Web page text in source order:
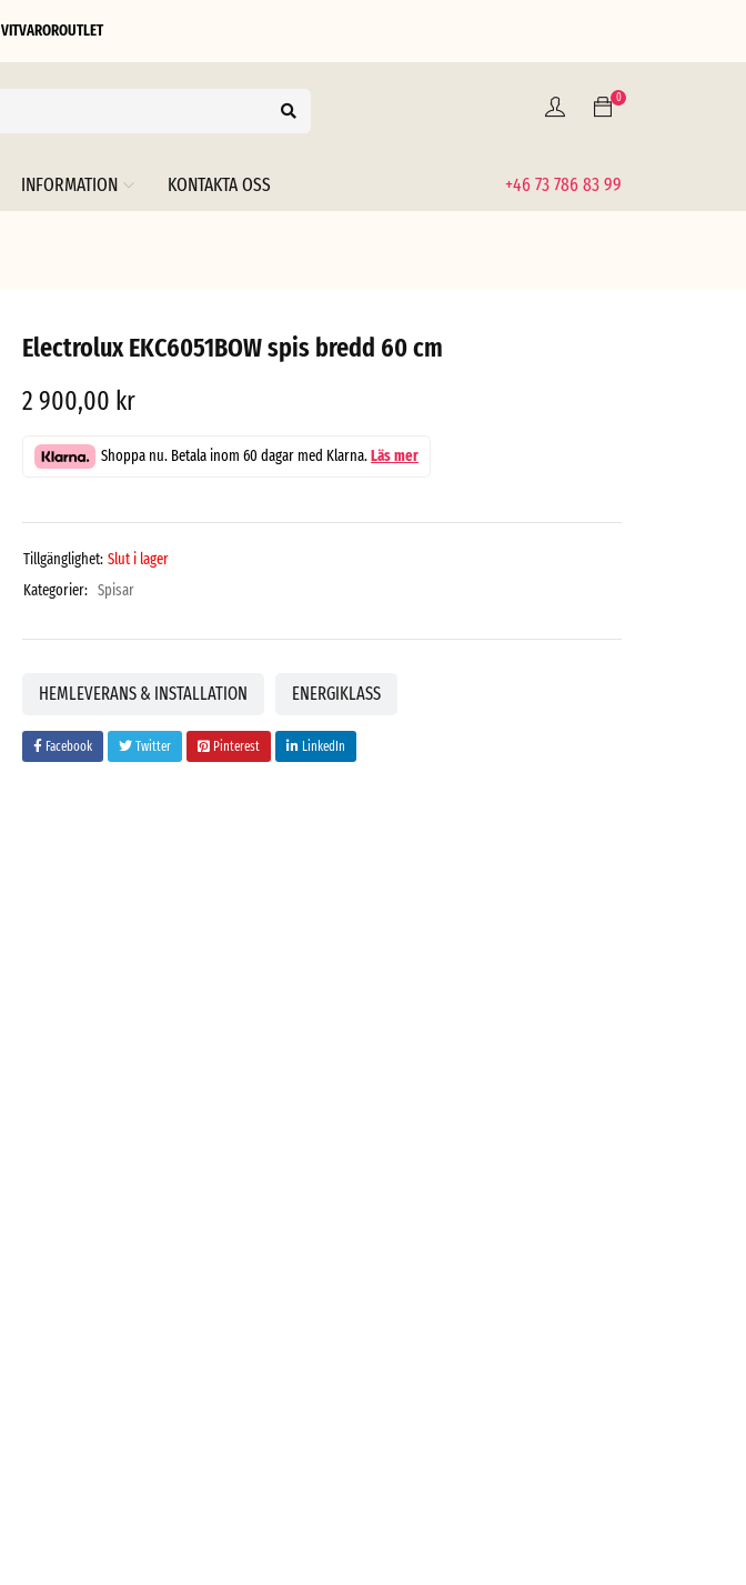
VITVAROROUTLET
0
INFORMATION KONTAKTA OSS +46 73 786 83 99
Electrolux EKC6051BOW spis bredd 60 cm
2 900,00 kr
Shoppa nu. Betala inom 60 dagar med Klarna.Läs mer
Tillgänglighet: Slut i lager
Kategorier: Spisar
HEMLEVERANS & INSTALLATION ENERGIKLASS
Facebook Twitter Pinterest LinkedIn